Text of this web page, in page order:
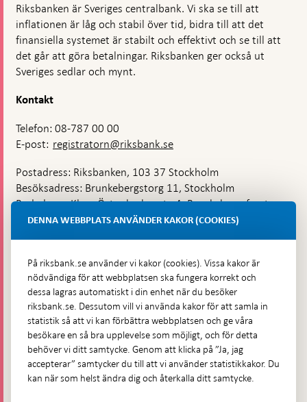
Riksbanken är Sveriges centralbank. Vi ska se till att
inflationen är låg och stabil över tid, bidra till att det
finansiella systemet är stabilt och effektivt och se till att
det går att göra betalningar. Riksbanken ger också ut
Sveriges sedlar och mynt.
Kontakt
Telefon: 08-787 00 00
E-post: registratorn@riksbank.se
Postadress: Riksbanken, 103 37 Stockholm
Besöksadress: Brunkebergstorg 11, Stockholm
Budadress: Klara Östra kyrkogata 4, Brunkebergsfaret,
Lastplats 6
Hitta direkt
Frågor och svar-
Öppnas
i
ny
flik
Till Riksbankens webbarkiv-
Öppnas
i
ny
Presskontakt
Integritetspolicy
DENNA WEBBPLATS ANVÄNDER KAKOR (COOKIES)
På riksbank.se använder vi kakor (cookies). Vissa kakor är
nödvändiga för att webbplatsen ska fungera korrekt och
dessa lagras automatiskt i din enhet när du besöker
riksbank.se. Dessutom vill vi använda kakor för att samla in
statistik så att vi kan förbättra webbplatsen och ge våra
besökare en så bra upplevelse som möjligt, och för detta
behöver vi ditt samtycke. Genom att klicka på ”Ja, jag
accepterar” samtycker du till att vi använder statistikkakor. Du
kan när som helst ändra dig och återkalla ditt samtycke.